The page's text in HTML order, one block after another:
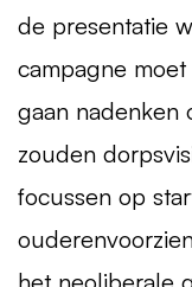
de presentatie
campagne
gaan nadenken
zouden
focussen op